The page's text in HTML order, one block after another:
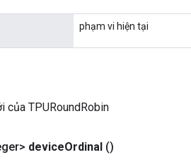
phạm vi hiện tại
của TPURoundRobin
deviceOrdinal ()